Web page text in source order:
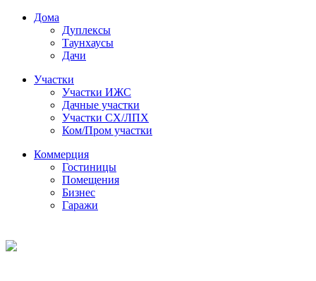
Дома
Дуплексы
Таунхаусы
Дачи
Участки
Участки ИЖС
Дачные участки
Участки СХ/ЛПХ
Ком/Пром участки
Коммерция
Гостиницы
Помещения
Бизнес
Гаражи